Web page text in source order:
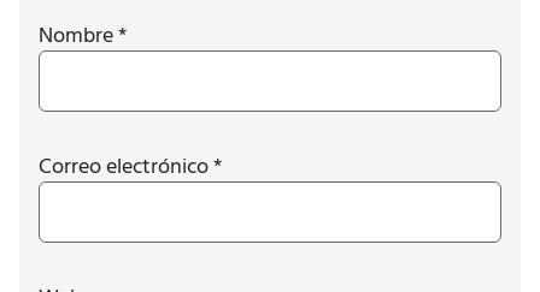
Nombre*
Correo electrónico*